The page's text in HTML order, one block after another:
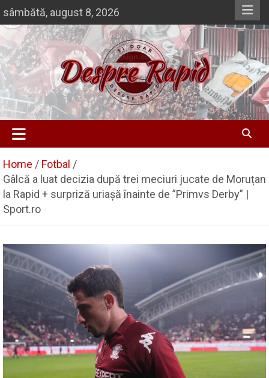
Skip
to
content
sâmbătă, august 8, 2026
Despre Rapid
Si doar … despre Rapid
Home
Fotbal
Gâlcă a luat decizia după trei meciuri jucate de Moruțan
la Rapid + surpriză uriașă înainte de ”Primvs Derby” |
Sport.ro